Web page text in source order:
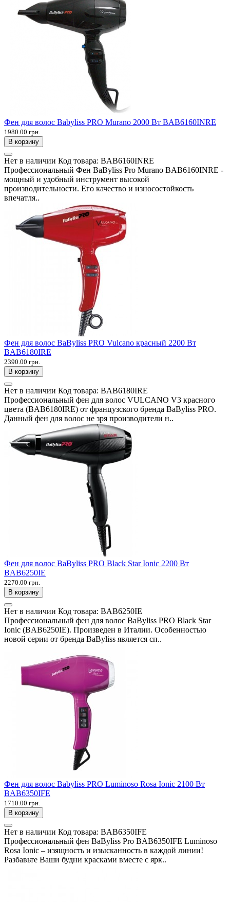
Фен для волос Babyliss PRO Murano 2000 Вт BAB6160INRE
1980.00 грн.
В корзину
Нет в наличии Код товара: BAB6160INRE
Профессиональный Фен BaByliss Pro Murano BAB6160INRE -
мощный и удобный инструмент высокой
производительности. Его качество и износостойкость
впечатля..
Фен для волос BaByliss PRO Vulcano красный 2200 Вт
BAB6180IRE
2390.00 грн.
В корзину
Нет в наличии Код товара: BAB6180IRE
Профессиональный фен для волос VULCANO V3 красного
цвета (BAB6180IRE) от французского бренда BaByliss PRO.
Данный фен для волос не зря производители н..
Фен для волос BaByliss PRO Black Star Ionic 2200 Вт
BAB6250IE
2270.00 грн.
В корзину
Нет в наличии Код товара: BAB6250IE
Профессиональный фен для волос BaByliss PRO Black Star
Ionic (BAB6250IE). Произведен в Италии. Особенностью
новой серии от бренда BaByliss является сп..
Фен для волос Babyliss PRO Luminoso Rosa Ionic 2100 Вт
BAB6350IFE
1710.00 грн.
В корзину
Нет в наличии Код товара: BAB6350IFE
Профессиональный фен BaByliss Pro BAB6350IFE Luminoso
Rosa Ionic – изящность и изысканность в каждой линии!
Разбавьте Ваши будни красками вместе с ярк..